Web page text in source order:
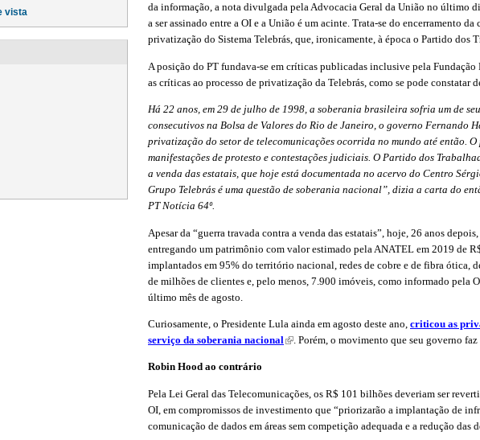
vista
da informação, a nota divulgada pela Advocacia Geral da União no último
a ser assinado entre a OI e a União é um acinte. Trata-se do encerramento
privatização do Sistema Telebrás, que, ironicamente, à época o Partido dos
A posição do PT fundava-se em críticas publicadas inclusive pela Fundação
as críticas ao processo de privatização da Telebrás, como se pode constatar
Há 22 anos, em 29 de julho de 1998, a soberania brasileira sofria um de
consecutivos na Bolsa de Valores do Rio de Janeiro, o governo Fernando
privatização do setor de telecomunicações ocorrida no mundo até então. O
manifestações de protesto e contestações judiciais. O Partido dos
a venda das estatais, que hoje está documentada no acervo do Centro
Grupo Telebrás é uma questão de soberania nacional”, dizia a carta do
PT Notícia 64º.
Apesar da “guerra travada contra a venda das estatais”, hoje, 26 anos
entregando um patrimônio com valor estimado pela ANATEL em 2019 de
implantados em 95% do território nacional, redes de cobre e de fibra ótica,
de milhões de clientes e, pelo menos, 7.900 imóveis, como informado pela
último mês de agosto.
Curiosamente, o Presidente Lula ainda em agosto deste ano, criticou as
serviço da soberania nacional(link is external)
. Porém, o movimento que seu governo
Robin Hood ao contrário
Pela Lei Geral das Telecomunicações, os R$ 101 bilhões deveriam ser
OI, em compromissos de investimento que “priorizarão a implantação de
comunicação de dados em áreas sem competição adequada e a redução das